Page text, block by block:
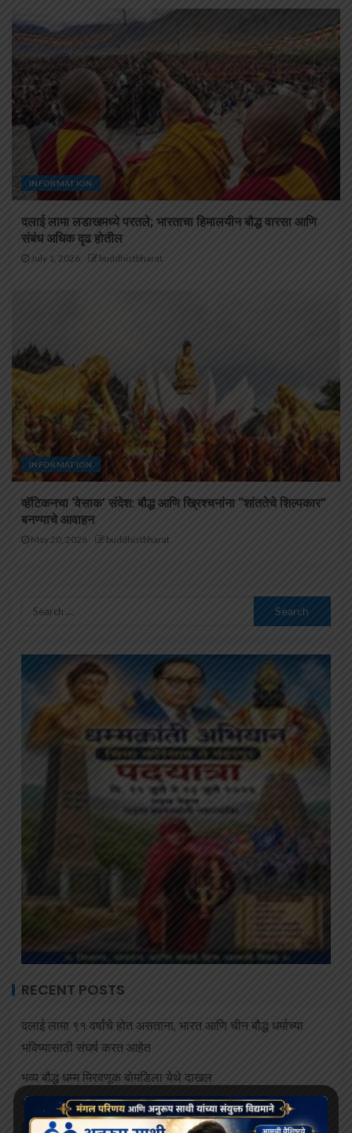
INFORMATION
दलाई लामा लडाखमध्ये परतले; भारताचा हिमालयीन बौद्ध वारसा आणि
संबंध अधिक दृढ होतील
July 1, 2026 buddhistbharat
INFORMATION
व्हॅटिकनचा ‘वेसाक’ संदेश: बौद्ध आणि ख्रिश्चनांना “शांततेचे शिल्पकार”
बनण्याचे आवाहन
May 20, 2026 buddhistbharat
RECENT POSTS
दलाई लामा ९१ वर्षांचे होत असताना, भारत आणि चीन बौद्ध धर्माच्या
भविष्यासाठी संघर्ष करत आहेत
भव्य बौद्ध धम्म मिरवणूक बोमडिला येथे दाखल
‘विकसित भारत २०४७’ साठी बौद्ध मूल्ये आणि आधुनिक विज्ञान महत्त्वाचे:
हिमाचलचे राज्यपाल